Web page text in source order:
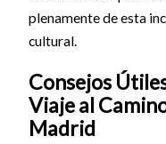
plenamente de esta
cultural.
Consejos
Viaje al
Madrid